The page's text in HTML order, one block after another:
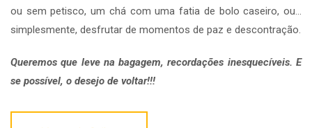
ou sem petisco, um chá com uma fatia de bolo caseiro, ou…
simplesmente, desfrutar de momentos de paz e descontração.
Queremos que leve na bagagem, recordações inesquecíveis. E
se possível, o desejo de voltar!!!